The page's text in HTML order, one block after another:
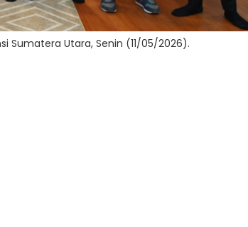
Sumatera Utara, Senin (11/05/2026).